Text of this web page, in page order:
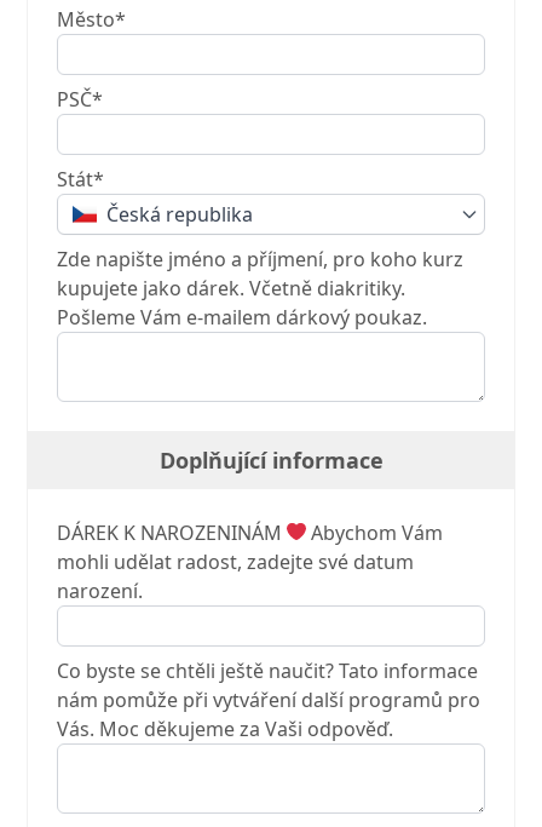
Město*
PSČ*
Stát*
Česká republika
Zde napište jméno a příjmení, pro koho kurz
kupujete jako dárek. Včetně diakritiky.
Pošleme Vám e-mailem dárkový poukaz.
Doplňující informace
DÁREK K NAROZENINÁM
Abychom Vám
mohli udělat radost, zadejte své datum
narození.
Co byste se chtěli ještě naučit? Tato informace
nám pomůže při vytváření další programů pro
Vás. Moc děkujeme za Vaši odpověď.